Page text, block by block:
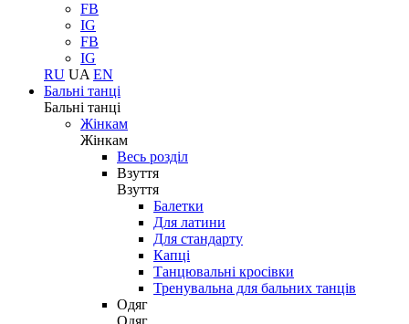
FB
IG
FB
IG
RU UA EN
Бальні танці
Бальні танці
Жінкам
Жінкам
Весь розділ
Взуття
Взуття
Балетки
Для латини
Для стандарту
Капці
Танцювальні кросівки
Тренувальна для бальних танців
Одяг
Одяг